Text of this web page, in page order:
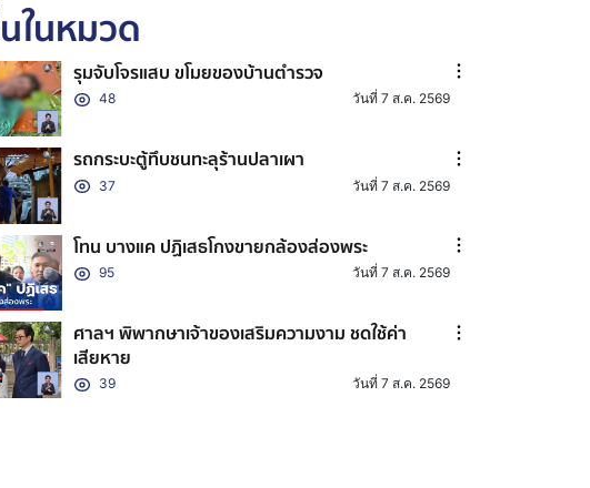
ในหมวด
รุมจับโจรแสบ ขโมยของบ้านตำรวจ
48 วันที่ 7 ส.ค. 2569
รถกระบะตู้ทึบชนทะลุร้านปลาเผา
37 วันที่ 7 ส.ค. 2569
โทน บางแค ปฏิเสธโกงขายกล้องส่องพระ
95 วันที่ 7 ส.ค. 2569
ศาลฯ พิพากษาเจ้าของเสริมความงาม ชดใช้ค่า
เสียหาย
39 วันที่ 7 ส.ค. 2569